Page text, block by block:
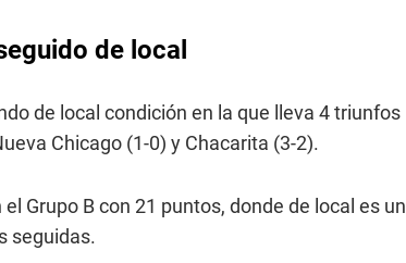
de local
de local condición en la que lleva 4 triunfos
Chicago (1-0) y Chacarita (3-2).
Grupo B con 21 puntos, donde de local es un
seguidas.